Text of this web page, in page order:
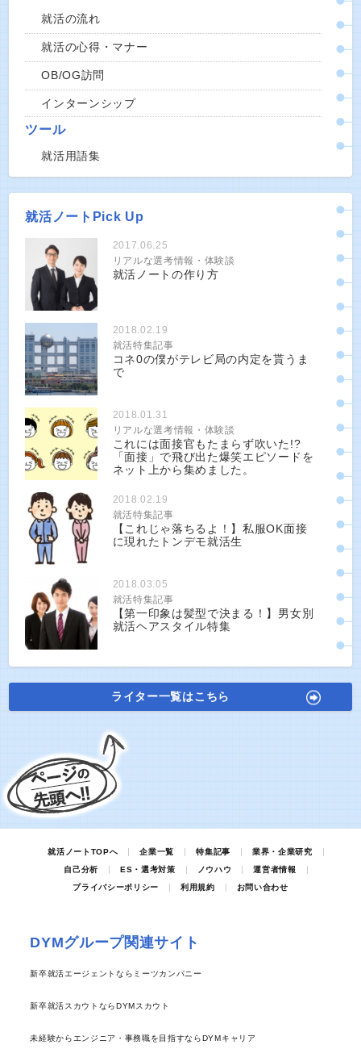
就活の流れ
就活の心得・マナー
OB/OG訪問
インターンシップ
ツール
就活用語集
就活ノートPick Up
2017.06.25
リアルな選考情報・体験談
就活ノートの作り方
2018.02.19
就活特集記事
コネ0の僕がテレビ局の内定を貰うま
で
2018.01.31
リアルな選考情報・体験談
これには面接官もたまらず吹いた!?
「面接」で飛び出た爆笑エピソードを
ネット上から集めました。
2018.02.19
就活特集記事
【これじゃ落ちるよ！】私服OK面接
に現れたトンデモ就活生
2018.03.05
就活特集記事
【第一印象は髪型で決まる！】男女別
就活ヘアスタイル特集
ライター一覧はこちら
就活ノートTOPへ 企業一覧 特集記事
業界・企業研究
自己分析
ES・選考対策 ノウハウ
運営者情報
プライバシーポリシー
利用規約 お問い合わせ
DYMグループ関連サイト
新卒就活エージェントならミーツカンパニー
新卒就活スカウトならDYMスカウト
未経験からエンジニア・事務職を目指すならDYMキャリア